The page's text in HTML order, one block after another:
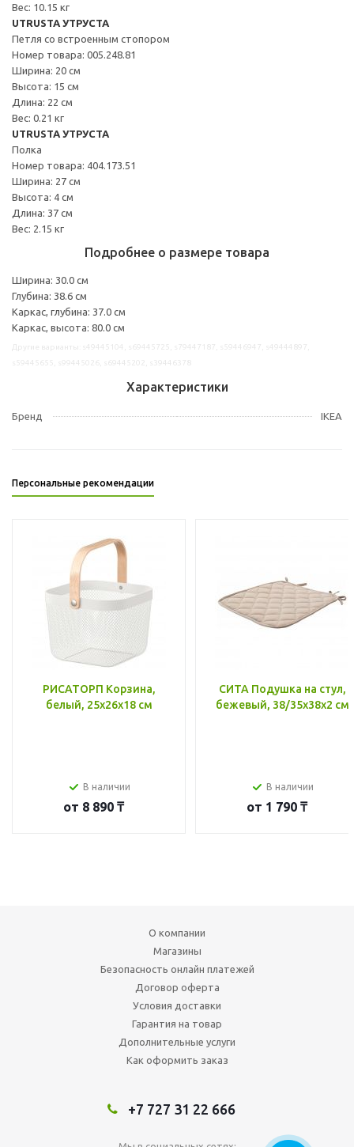
Вес: 10.15 кг
UTRUSTA УТРУСТА
Петля со встроенным стопором
Номер товара: 005.248.81
Ширина: 20 см
Высота: 15 см
Длина: 22 см
Вес: 0.21 кг
UTRUSTA УТРУСТА
Полка
Номер товара: 404.173.51
Ширина: 27 см
Высота: 4 см
Длина: 37 см
Вес: 2.15 кг
Подробнее о размере товара
Ширина: 30.0 см
Глубина: 38.6 см
Каркас, глубина: 37.0 см
Каркас, высота: 80.0 см
Характеристики
Бренд IKEA
Персональные рекомендации
РИСАТОРП Корзина,
белый, 25x26x18 см
В наличии
от 8 890 ₸
СИТА Подушка на стул,
бежевый, 38/35x38x2 см
В наличии
от 1 790 ₸
О компании
Магазины
Безопасность онлайн платежей
Договор оферта
Условия доставки
Гарантия на товар
Дополнительные услуги
Как оформить заказ
+7 727 31 22 666